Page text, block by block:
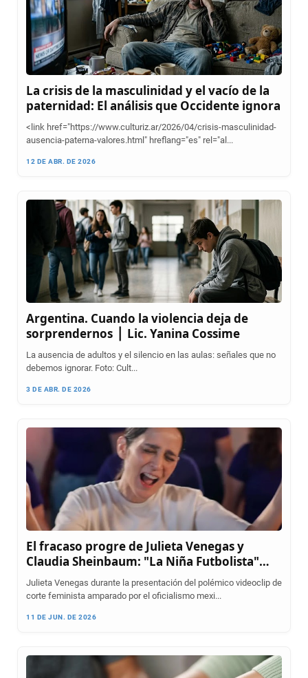
La crisis de la masculinidad y el vacío de la
paternidad: El análisis que Occidente ignora
<link href="https://www.culturiz.ar/2026/04/crisis-masculinidad-
ausencia-paterna-valores.html" hreflang="es" rel="al...
12 DE ABR. DE 2026
Argentina. Cuando la violencia deja de
sorprendernos ⎪ Lic. Yanina Cossime
La ausencia de adultos y el silencio en las aulas: señales que no
debemos ignorar. Foto: Cult...
3 DE ABR. DE 2026
El fracaso progre de Julieta Venegas y
Claudia Sheinbaum: "La Niña Futbolista"
desata el repudio masivo en el Mundial
Julieta Venegas durante la presentación del polémico videoclip de
corte feminista amparado por el oficialismo mexi...
11 DE JUN. DE 2026